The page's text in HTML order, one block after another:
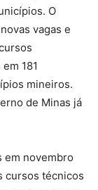
O
vagas e
181
mineiros.
de Minas já
em novembro
cursos técnicos